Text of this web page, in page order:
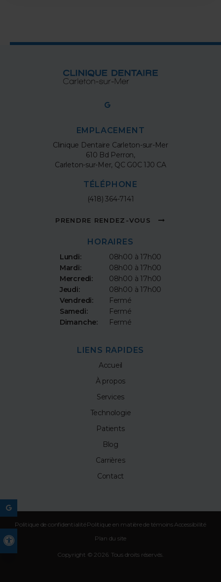
Version accessible
EMPLACEMENT
Clinique Dentaire Carleton-sur-Mer
610 Bd Perron
Carleton-sur-Mer QC G0C 1J0 CA
TÉLÉPHONE
(418) 364-7141
PRENDRE RENDEZ-VOUS
HORAIRES
Lundi:
08h00 à 17h00
Mardi:
08h00 à 17h00
Mercredi:
08h00 à 17h00
Jeudi:
08h00 à 17h00
Vendredi:
Fermé
Samedi:
Fermé
Dimanche:
Fermé
LIENS RAPIDES
Accueil
À propos
Services
Technologie
Patients
Blog
Carrières
Contact
Politique de confidentialitéPolitique en matière de témoinsAccessibilité
Plan du site
Copyright © 2026. Tous droits réservés.